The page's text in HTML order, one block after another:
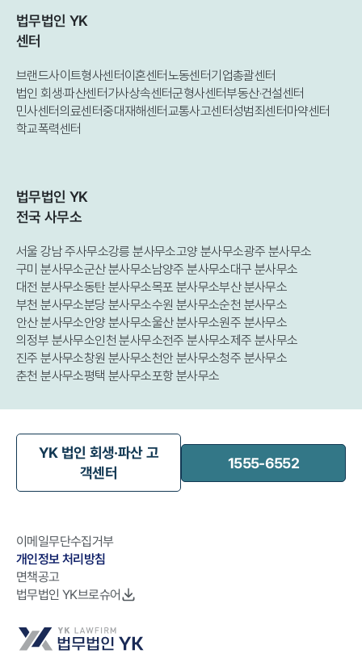
법무법인 YK
센터
브랜드사이트형사센터이혼센터노동센터기업총괄센터
법인 회생·파산센터가사상속센터군형사센터부동산·건설센터
민사센터의료센터중대재해센터교통사고센터성범죄센터마약센터
학교폭력센터
법무법인 YK
전국 사무소
서울 강남 주사무소강릉 분사무소고양 분사무소광주 분사무소
구미 분사무소군산 분사무소남양주 분사무소대구 분사무소
대전 분사무소동탄 분사무소목포 분사무소부산 분사무소
부천 분사무소분당 분사무소수원 분사무소순천 분사무소
안산 분사무소안양 분사무소울산 분사무소원주 분사무소
의정부 분사무소인천 분사무소전주 분사무소제주 분사무소
진주 분사무소창원 분사무소천안 분사무소청주 분사무소
춘천 분사무소평택 분사무소포항 분사무소
YK 법인 회생·파산 고
객센터
1555-6552
이메일무단수집거부
개인정보 처리방침
면책공고
법무법인 YK브로슈어